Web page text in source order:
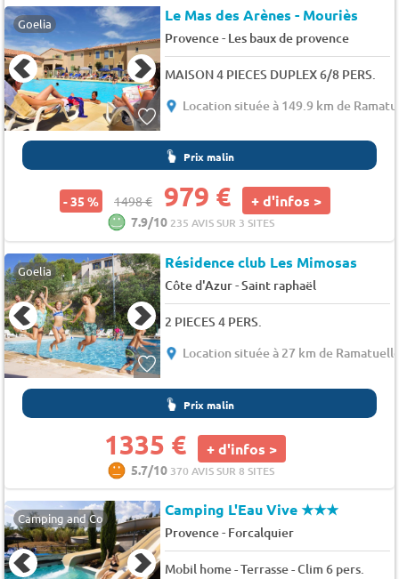
Goelia Le Mas des Arènes - Mouriès
Provence- Les baux de provence
MAISON 4 PIECES DUPLEX 6/8 PERS.
Location située à 149.9 km de
Prix malin
- 35 % 1498 € 979 € + d'infos >
7.9/10 235 AVIS SUR 3 SITES
Goelia Résidence club Les Mimosas
Côte d'Azur-Saint raphaël
2 PIECES 4 PERS.
Location située à 27 km de
Prix malin
1335 € + d'infos >
5.7/10 370 AVIS SUR 8 SITES
Camping and Co Camping L'Eau Vive★★★
Provence- Forcalquier
Mobil home - Terrasse - Clim 6 pers.